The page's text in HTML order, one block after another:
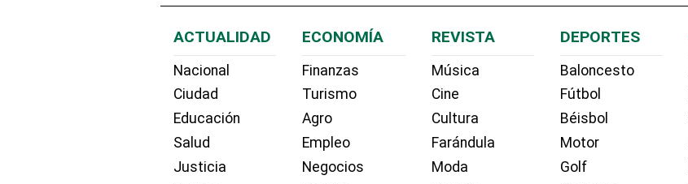
ACTUALIDAD
Nacional
Ciudad
Educación
Salud
Justicia
ECONOMÍA
Finanzas
Turismo
Agro
Empleo
Negocios
REVISTA
Música
Cine
Cultura
Farándula
Moda
DEPORTES
Baloncesto
Fútbol
Béisbol
Motor
Golf